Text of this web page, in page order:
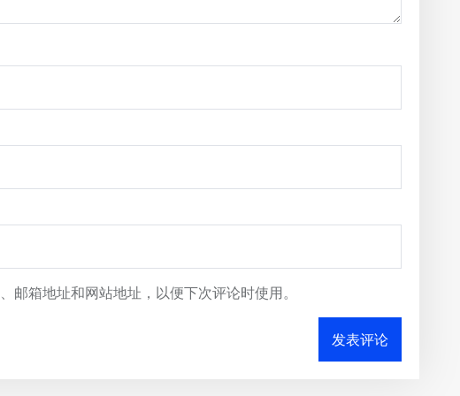
邮箱地址和网站地址，以便下次评论时使用。